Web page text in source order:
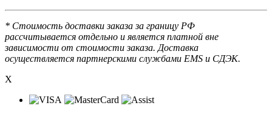
* Стоимость доставки заказа за границу РФ
рассчитывается отдельно и является платной вне
зависимости от стоимости заказа. Доставка
осуществляется партнерскими службами EMS и СДЭК.
X